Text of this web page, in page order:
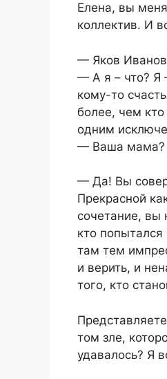
Елена, вы
коллектив. И
— Яков
— А я – что? Я
кому-то
более, чем
одним
— Ваша мама?
— Да! Вы
Прекрасной
сочетание, вы
кто
там тем
и верить, и
того, кто
том зле,
удавалось? Я